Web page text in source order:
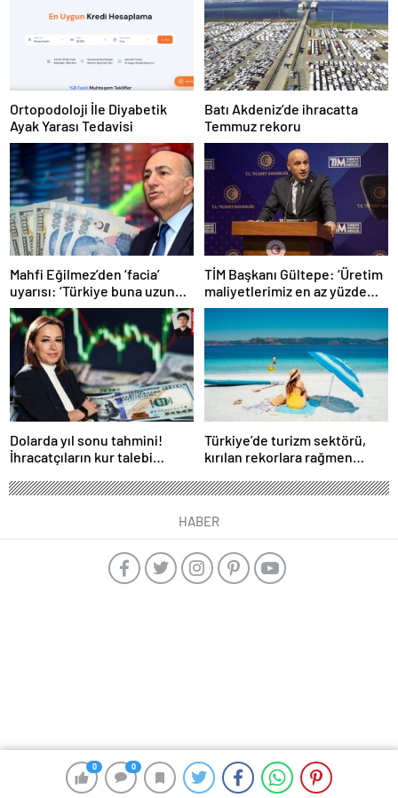
0 0
0 0
Ortopodoloji İle Diyabetik
Ayak Yarası Tedavisi
Batı Akdeniz’de ihracatta
Temmuz rekoru
Mahfi Eğilmez’den ‘facia’
uyarısı: ‘Türkiye buna uzun
süre katlanamaz…’
TİM Başkanı Gültepe: ‘Üretim
maliyetlerimiz en az yüzde
100 arttı’
Dolarda yıl sonu tahmini!
İhracatçıların kur talebi
Türkiye’de turizm sektörü,
kırılan rekorlara rağmen
HABER